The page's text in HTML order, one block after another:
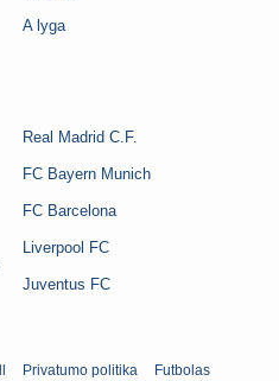
A lyga
Real Madrid C.F.
FC Bayern Munich
FC Barcelona
Liverpool FC
Juventus FC
Privatumo politika Futbolas